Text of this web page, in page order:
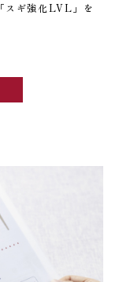
スギ強化LVL」を